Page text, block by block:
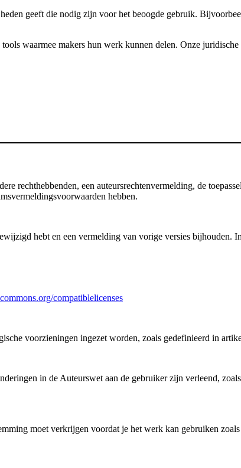
geeft die nodig zijn voor het beoogde gebruik.
waarmee makers hun werk kunnen delen. Onze
rechthebbenden, een auteursrechtenvermelding, de
hebben.
hebt en een vermelding van vorige versies bijhouden.
compatiblelicenses
voorzieningen ingezet worden, zoals gedefinieerd in
in de Auteurswet aan de gebruiker zijn verleend,
moet verkrijgen voordat je het werk kan gebruiken